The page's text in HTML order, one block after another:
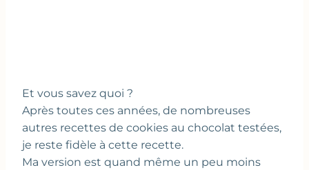
Et vous savez quoi ?
Après toutes ces années, de nombreuses
autres recettes de cookies au chocolat testées,
je reste fidèle à cette recette.
Ma version est quand même un peu moins